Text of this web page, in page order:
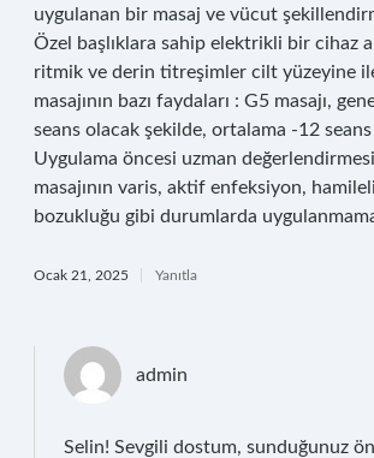
uygulanan bir masaj ve vücut
Özel başlıklara sahip elektrikli bir cihaz
ritmik ve derin titreşimler cilt yüzeyine
masajının bazı faydaları : G5 masajı,
seans olacak şekilde, ortalama -12
Uygulama öncesi uzman
masajının varis, aktif enfeksiyon,
bozukluğu gibi durumlarda
Ocak 21, 2025 Yanıtla
admin
Selin! Sevgili dostum, sunduğunuz